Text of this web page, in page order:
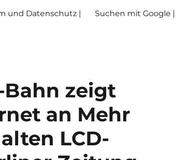
und Datenschutz | Suchen mit Google |
Bahn zeigt
an Mehr
LCD-